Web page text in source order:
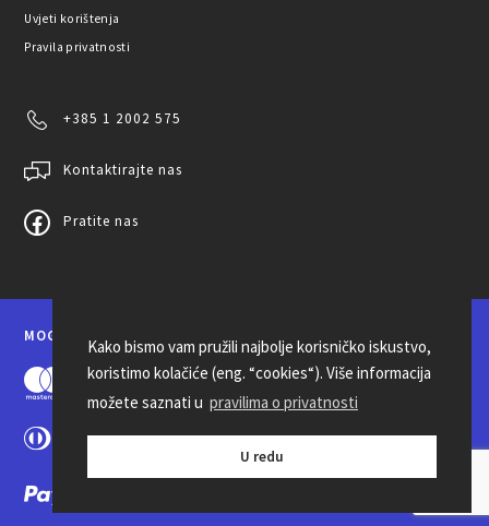
Kako bismo vam pružili najbolje korisničko iskustvo,
koristimo kolačiće (eng. “cookies“). Više informacija
možete saznati u pravilima o privatnosti
U redu
Uvjeti korištenja
Pravila privatnosti
+385 1 2002 575
Kontaktirajte nas
Pratite nas
MOGUĆNOSTI PLAĆANJA